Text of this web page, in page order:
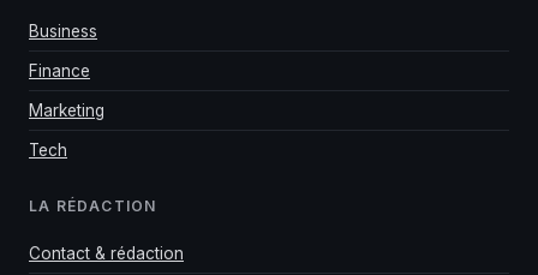
Business
Finance
Marketing
Tech
LA RÉDACTION
Contact & rédaction